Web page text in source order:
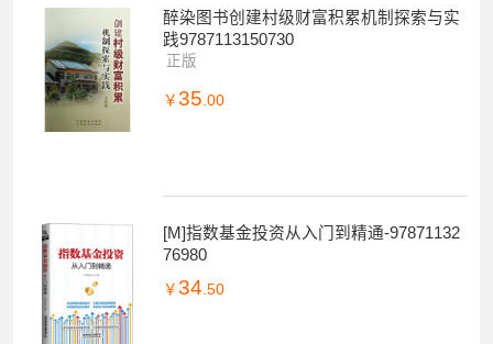
醉染图书创建村级财富积累机制探索与实
践9787113150730
正版
￥ 35.00
[M]指数基金投资从入门到精通-97871132
76980
￥ 34 .50